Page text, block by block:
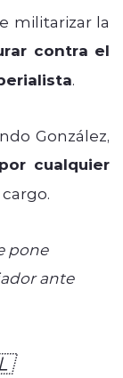
militarizar la
contra el
.
González,
cualquier
pone
ante